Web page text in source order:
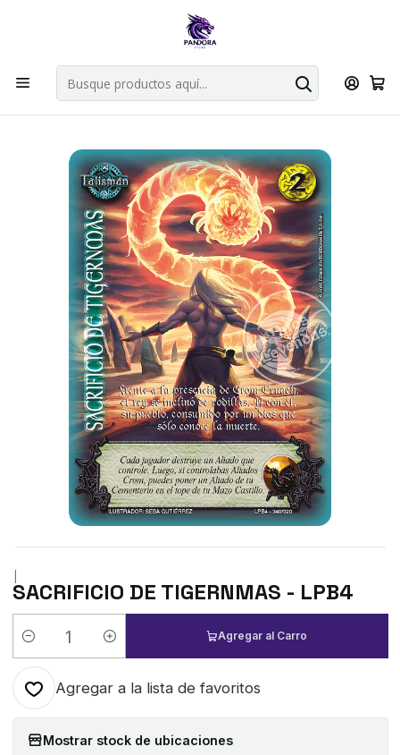
Por compras en cartas singles superiores a 49.990 el envio es
Explorar singles
Inicio Juegos de cartas TCG Mitos y Leyendas TCG
Singles Primer Bloque MYL Talisman
|
SACRIFICIO DE TIGERNMAS - LPB4
Cantidad
Agregar al Carro
Agregar a la lista de favoritos
Mostrar stock de ubicaciones